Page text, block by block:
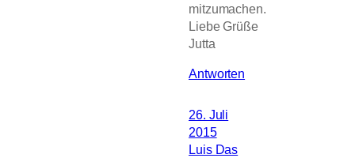
mitzumachen.
Liebe Grüße
Jutta
Antworten
26. Juli
2015
Luis Das